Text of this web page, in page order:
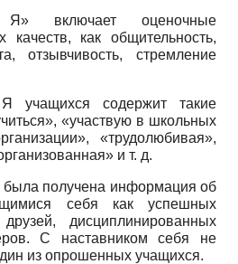
Я» включает оценочные
качеств, как общительность,
отзывчивость, стремление
учащихся содержит такие
«участвую в школьных
«трудолюбивая»,
и т. д.
получена информация об
себя как успешных
дисциплинированных
С наставником себя не
из опрошенных учащихся.